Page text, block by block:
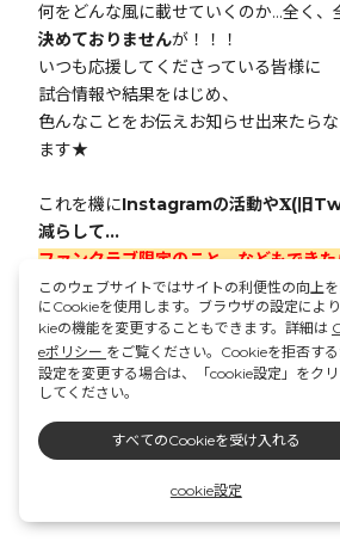
何をどんな風に載せていくのか…全く、
決めておりませんが！！！
いつも応援してくださっている皆様に
試合情報や結果をはじめ、
色んなことをお伝えお知らせ出来たら
ます★
これを機にInstagramの活動や𝐗(旧
減らして…
ファンクラブ限定のこと、などもでき
ぁ…！！！？
などは思っています🦶🏼🌞
┈┈┈┈┈┈┈┈┈┈
このウェブサイトではサイトの利便性の向上
にCookieを使用します。ブラウザの設定によ
kieの機能を変更することもできます。詳細は
eポリシー をご覧ください。Cookieを拒否する
設定を変更する場合は、「cookie設定」をク
してください。
すべてのCookieを受け入れる
cookie設定